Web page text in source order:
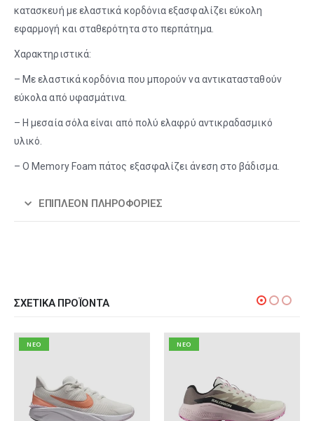
κατασκευή με ελαστικά κορδόνια εξασφαλίζει εύκολη
εφαρμογή και σταθερότητα στο περπάτημα.
Χαρακτηριστικά:
– Με ελαστικά κορδόνια που μπορούν να αντικατασταθούν
εύκολα από υφασμάτινα.
– Η μεσαία σόλα είναι από πολύ ελαφρύ αντικραδασμικό
υλικό.
– Ο Memory Foam πάτος εξασφαλίζει άνεση στο βάδισμα.
ΕΠΙΠΛΈΟΝ ΠΛΗΡΟΦΟΡΊΕΣ
ΣΧΕΤΙΚΆ ΠΡΟΪΌΝΤΑ
NEO NEO